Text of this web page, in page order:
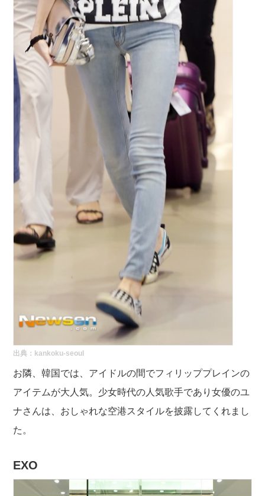
出典： kankoku-seoul
お隣、韓国では、アイドルの間でフィリッププレインの
アイテムが大人気。少女時代の人気歌手であり女優のユ
ナさんは、おしゃれな空港スタイルを披露してくれまし
た。
EXO